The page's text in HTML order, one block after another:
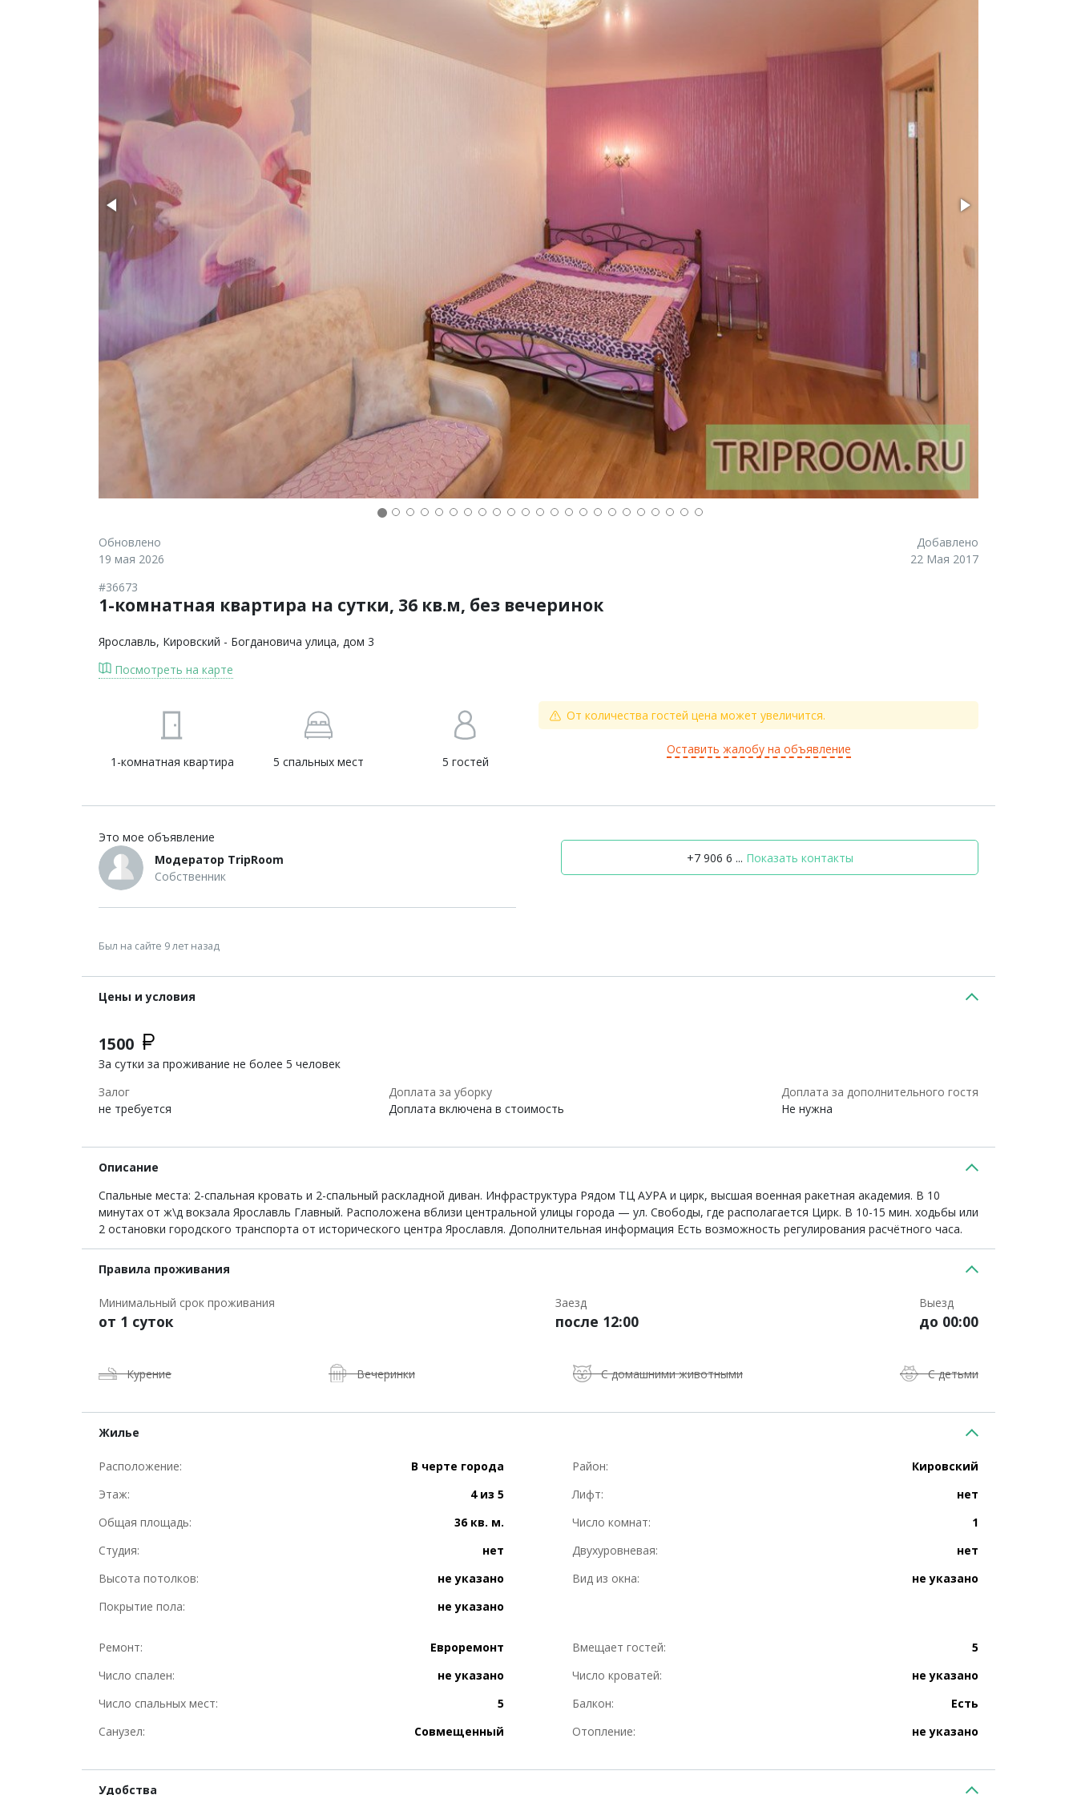
Обновлено
19 мая 2026
Добавлено
22 Мая 2017
1-комнатная квартира на сутки, 36 кв.м, без вечеринок
#36673
Ярославль, Кировский - Богдановича улица, дом 3
Посмотреть на карте
1-комнатная квартира 5 спальных мест 5 гостей
От количества гостей цена может увеличится.
Оставить жалобу на объявление
Модератор TripRoom
Собственник
Был на сайте 9 лет назад
Это мое объявление
+7 906 6 ... Показать контакты
Цены и условия
1500
За сутки за проживание не более 5 человек
Залог
не требуется
Доплата за уборку
Доплата включена в стоимость
Доплата за дополнительного гостя
Не нужна
Описание
Спальные места: 2-спальная кровать и 2-спальный раскладной диван. Инфраструктура Рядом ТЦ АУРА и цирк, высшая военная ракетная академия. В 10
минутах от ж\д вокзала Ярославль Главный. Расположена вблизи центральной улицы города — ул. Свободы, где располагается Цирк. В 10-15 мин. ходьбы или
2 остановки городского транспорта от исторического центра Ярославля. Дополнительная информация Есть возможность регулирования расчётного часа.
Правила проживания
Минимальный срок проживания
от 1 суток
Заезд
после 12:00
Выезд
до 00:00
Курение Вечеринки С домашними животными С детьми
Жилье
Расположение: В черте города Район:
Кировский
Этаж:
4 из 5 Лифт:
нет
Общая площадь:
36 кв. м. Число комнат:
1
Студия:
нет Двухуровневая:
нет
Высота потолков:
не указано Вид из окна:
не указано
Покрытие пола:
не указано
Ремонт: Евроремонт Вмещает гостей:
5
Число спален:
не указано Число кроватей:
не указано
Число спальных мест:
5 Балкон:
Есть
Санузел:
Совмещенный Отопление: не указано
Удобства